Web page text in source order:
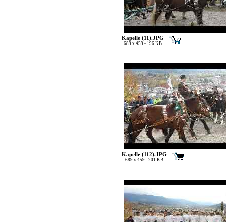
Kapelle (11).JPG
689 x 459 - 196 KB
Kapelle (112).JPG
689 x 459 - 201 KB